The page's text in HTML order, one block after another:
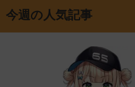
今週の人気記事